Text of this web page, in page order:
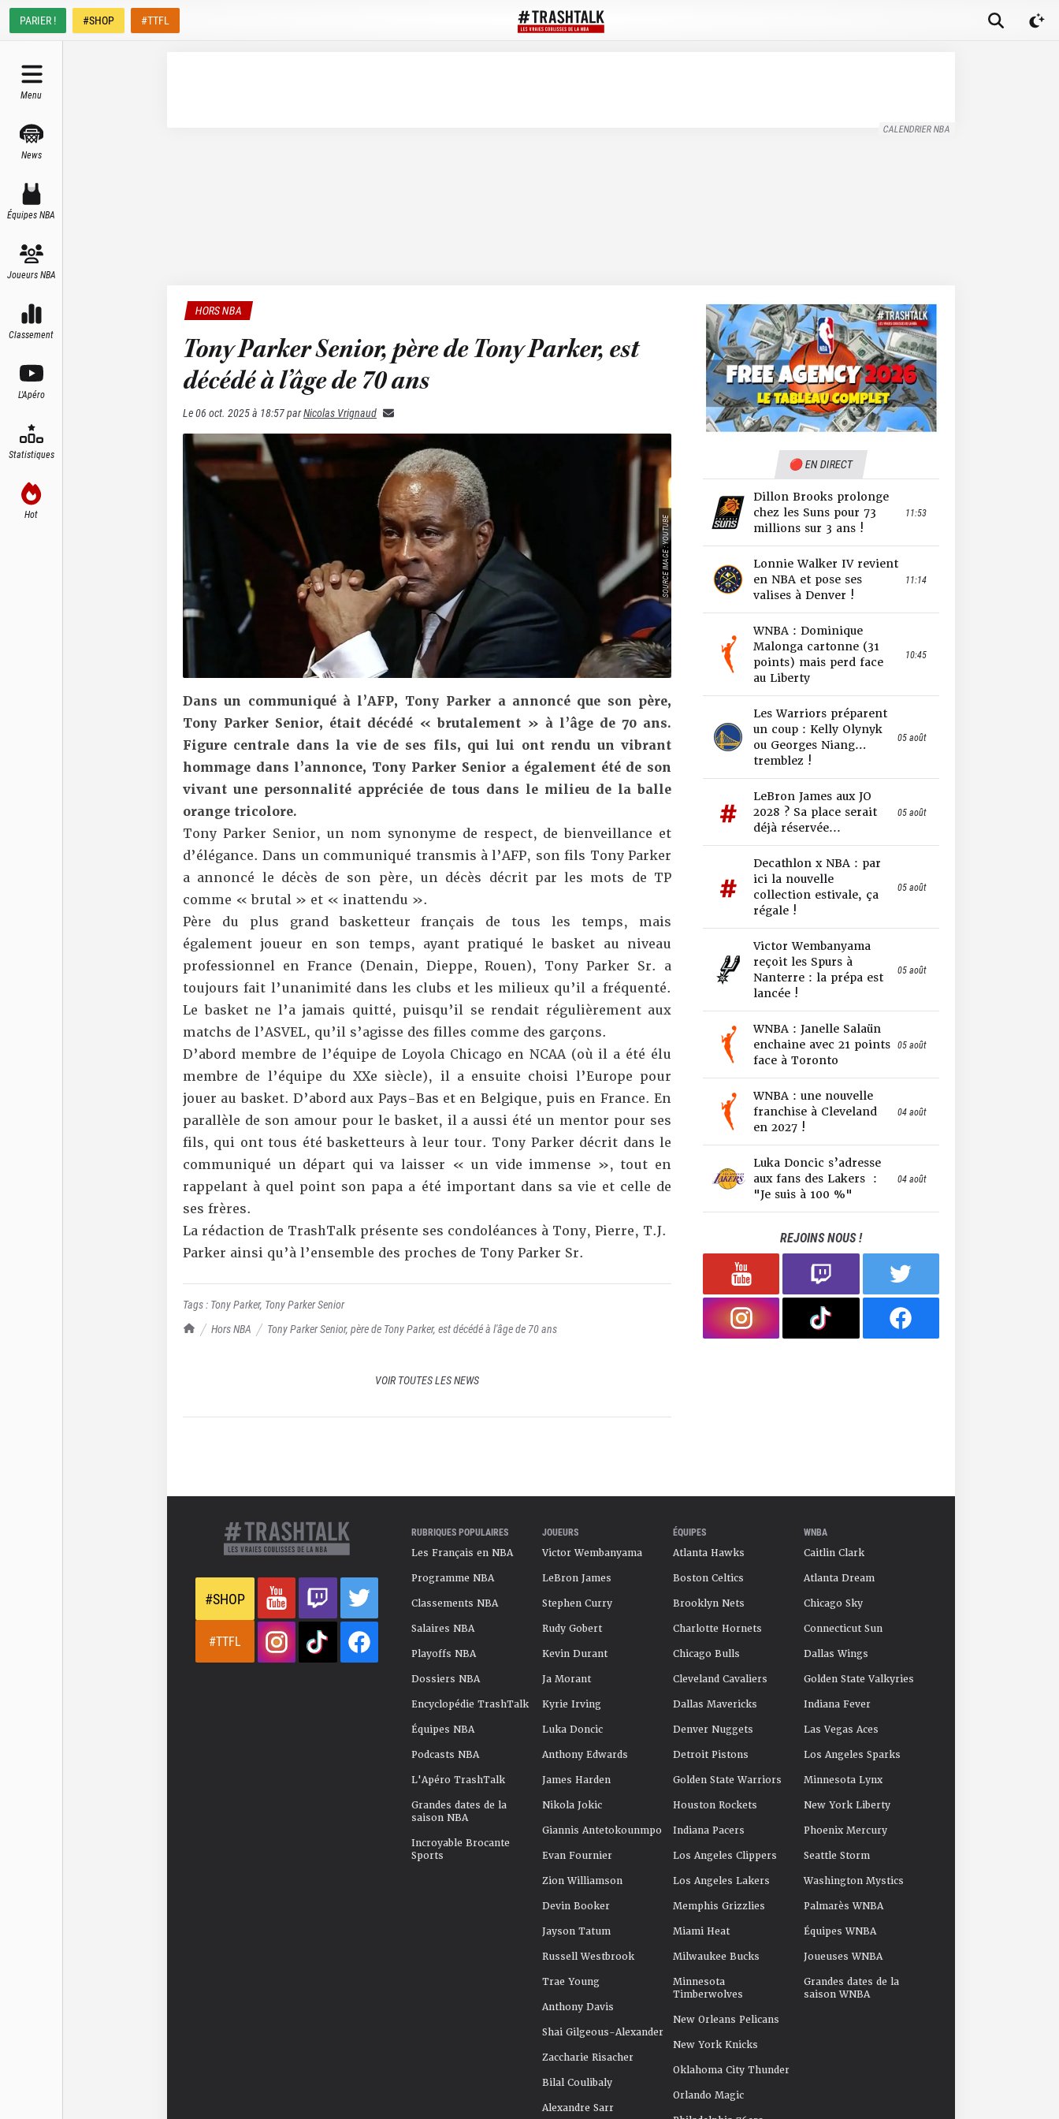
PARIER ! #SHOP #TTFL
Menu
News
Équipes NBA
Joueurs NBA
Classement
L'Apéro
Statistiques
Hot
CALENDRIER NBA
TrashTalk Actu NBA
Hors NBA Tony Parker Senior, père de Tony Parker, est décédé à l'âge de 70 ans
HORS NBA
Tony Parker Senior, père de Tony Parker, est
décédé à l’âge de 70 ans
Le06 oct. 2025 à 18:57parNicolas Vrignaud
SOURCE IMAGE : YOUTUBE
Dans un communiqué à l’AFP, Tony Parker a annoncé que son père,
Tony Parker Senior, était décédé « brutalement » à l’âge de 70 ans.
Figure centrale dans la vie de ses fils, qui lui ont rendu un vibrant
hommage dans l’annonce, Tony Parker Senior a également été de son
vivant une personnalité appréciée de tous dans le milieu de la balle
orange tricolore.
Tony Parker Senior, un nom synonyme de respect, de bienveillance et
d’élégance. Dans un communiqué transmis à l’AFP, son fils Tony Parker
a annoncé le décès de son père, un décès décrit par les mots de TP
comme « brutal » et « inattendu ».
Père du plus grand basketteur français de tous les temps, mais
également joueur en son temps, ayant pratiqué le basket au niveau
professionnel en France (Denain, Dieppe, Rouen), Tony Parker Sr. a
toujours fait l’unanimité dans les clubs et les milieux qu’il a fréquenté.
Le basket ne l’a jamais quitté, puisqu’il se rendait régulièrement aux
matchs de l’ASVEL, qu’il s’agisse des filles comme des garçons.
D’abord membre de l’équipe de Loyola Chicago en NCAA (où il a été élu
membre de l’équipe du XXe siècle), il a ensuite choisi l’Europe pour
jouer au basket. D’abord aux Pays-Bas et en Belgique, puis en France. En
parallèle de son amour pour le basket, il a aussi été un mentor pour ses
fils, qui ont tous été basketteurs à leur tour. Tony Parker décrit dans le
communiqué un départ qui va laisser « un vide immense », tout en
rappelant à quel point son papa a été important dans sa vie et celle de
ses frères.
La rédaction de TrashTalk présente ses condoléances à Tony, Pierre, T.J.
Parker ainsi qu’à l’ensemble des proches de Tony Parker Sr.
Tags : Tony Parker, Tony Parker Senior
VOIR TOUTES LES NEWS
🔴 EN DIRECT
Dillon Brooks prolonge
chez les Suns pour 73
millions sur 3 ans !
11:53
Lonnie Walker IV revient
en NBA et pose ses
valises à Denver !
11:14
WNBA : Dominique
Malonga cartonne (31
points) mais perd face
au Liberty
10:45
Les Warriors préparent
un coup : Kelly Olynyk
ou Georges Niang…
tremblez !
05 août
LeBron James aux JO
2028 ? Sa place serait
déjà réservée...
05 août
Decathlon x NBA : par
ici la nouvelle
collection estivale, ça
régale !
05 août
Victor Wembanyama
reçoit les Spurs à
Nanterre : la prépa est
lancée !
05 août
WNBA : Janelle Salaün
enchaine avec 21 points
face à Toronto
05 août
WNBA : une nouvelle
franchise à Cleveland
en 2027 !
04 août
Luka Doncic s’adresse
aux fans des Lakers :
"Je suis à 100 %"
04 août
REJOINS NOUS !
#SHOP
#TTFL
RUBRIQUES POPULAIRES
Les Français en NBA
Programme NBA
Classements NBA
Salaires NBA
Playoffs NBA
Dossiers NBA
Encyclopédie TrashTalk
Équipes NBA
Podcasts NBA
L'Apéro TrashTalk
Grandes dates de la
saison NBA
Incroyable Brocante
Sports
JOUEURS
Victor Wembanyama
LeBron James
Stephen Curry
Rudy Gobert
Kevin Durant
Ja Morant
Kyrie Irving
Luka Doncic
Anthony Edwards
James Harden
Nikola Jokic
Giannis Antetokounmpo
Evan Fournier
Zion Williamson
Devin Booker
Jayson Tatum
Russell Westbrook
Trae Young
Anthony Davis
Shai Gilgeous-Alexander
Zaccharie Risacher
Bilal Coulibaly
Alexandre Sarr
ÉQUIPES
Atlanta Hawks
Boston Celtics
Brooklyn Nets
Charlotte Hornets
Chicago Bulls
Cleveland Cavaliers
Dallas Mavericks
Denver Nuggets
Detroit Pistons
Golden State Warriors
Houston Rockets
Indiana Pacers
Los Angeles Clippers
Los Angeles Lakers
Memphis Grizzlies
Miami Heat
Milwaukee Bucks
Minnesota
Timberwolves
New Orleans Pelicans
New York Knicks
Oklahoma City Thunder
Orlando Magic
WNBA
Caitlin Clark
Atlanta Dream
Chicago Sky
Connecticut Sun
Dallas Wings
Golden State Valkyries
Indiana Fever
Las Vegas Aces
Los Angeles Sparks
Minnesota Lynx
New York Liberty
Phoenix Mercury
Seattle Storm
Washington Mystics
Palmarès WNBA
Équipes WNBA
Joueuses WNBA
Grandes dates de la
saison WNBA